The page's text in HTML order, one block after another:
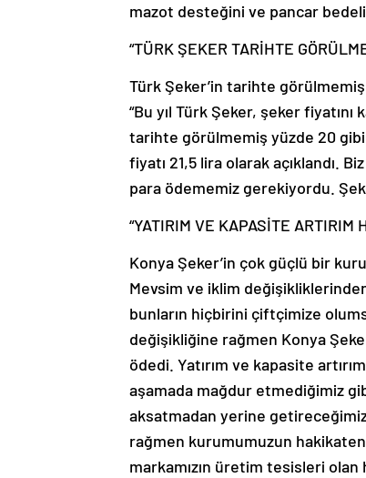
mazot desteğini ve pancar
“TÜRK ŞEKER TARİHTE
Türk Şeker’in tarihte görülmemiş
“Bu yıl Türk Şeker, şeker
tarihte görülmemiş yüzde 20 gibi
fiyatı 21,5 lira olarak açıklandı.
para ödememiz gerekiyordu.
“YATIRIM VE KAPASİTE ARTIRIM
Konya Şeker’in çok güçlü bir
Mevsim ve iklim
bunların hiçbirini çiftçimize
değişikliğine rağmen Konya
ödedi. Yatırım ve kapasite
aşamada mağdur etmediğimiz
aksatmadan yerine
rağmen kurumumuzun
markamızın üretim tesisleri